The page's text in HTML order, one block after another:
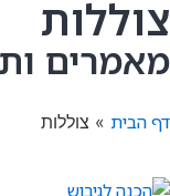
צוללות
מאמרים
דף הבית » צוללות